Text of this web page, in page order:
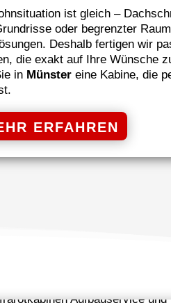
ist gleich –
oder begrenzter
Deshalb fertigen wir
die exakt auf Ihre Wünsche
in Münster eine Kabine, die
ERFAHREN